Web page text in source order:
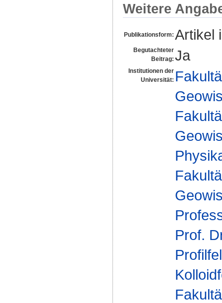
Weitere
Publikationsform: Artikel
Begutachteter
Beitrag: Ja
Institutionen der
Universität:
Prof.